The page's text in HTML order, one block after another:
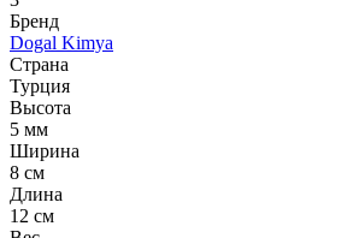
Бренд
Dogal Kimya
Страна
Турция
Высота
5 мм
Ширина
8 см
Длина
12 см